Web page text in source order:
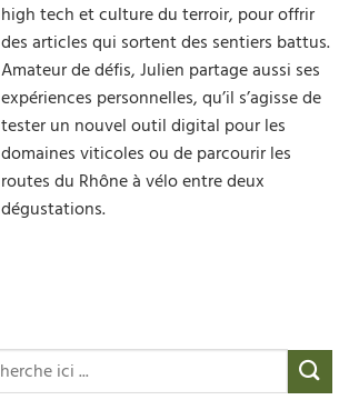
high tech et culture du terroir, pour offrir
des articles qui sortent des sentiers battus.
Amateur de défis, Julien partage aussi ses
expériences personnelles, qu’il s’agisse de
tester un nouvel outil digital pour les
domaines viticoles ou de parcourir les
routes du Rhône à vélo entre deux
dégustations.